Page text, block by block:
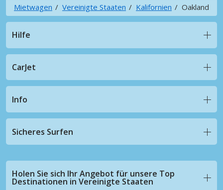
Mietwagen Vereinigte Staaten Kalifornien Oakland
Hilfe
CarJet
Info
Sicheres Surfen
Holen Sie sich Ihr Angebot für unsere Top
Destinationen in Vereinigte Staaten